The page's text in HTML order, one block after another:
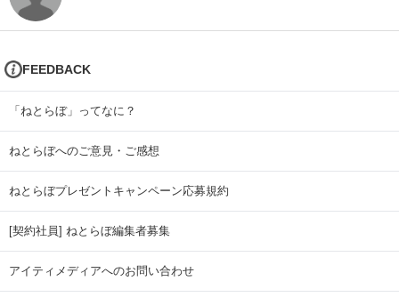
FEEDBACK
「ねとらぼ」ってなに？
ねとらぼへのご意見・ご感想
ねとらぼプレゼントキャンペーン応募規約
[契約社員] ねとらぼ編集者募集
アイティメディアへのお問い合わせ